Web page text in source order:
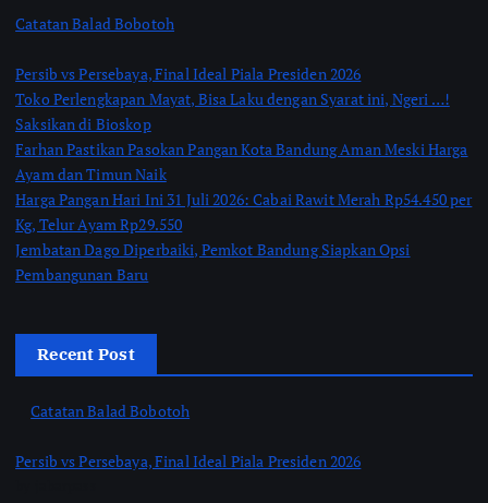
Catatan Balad Bobotoh
Persib vs Persebaya, Final Ideal Piala Presiden 2026
Toko Perlengkapan Mayat, Bisa Laku dengan Syarat ini, Ngeri …!
Saksikan di Bioskop
Farhan Pastikan Pasokan Pangan Kota Bandung Aman Meski Harga
Ayam dan Timun Naik
Harga Pangan Hari Ini 31 Juli 2026: Cabai Rawit Merah Rp54.450 per
Kg, Telur Ayam Rp29.550
Jembatan Dago Diperbaiki, Pemkot Bandung Siapkan Opsi
Pembangunan Baru
Recent Post
Catatan Balad Bobotoh
Persib vs Persebaya, Final Ideal Piala Presiden 2026